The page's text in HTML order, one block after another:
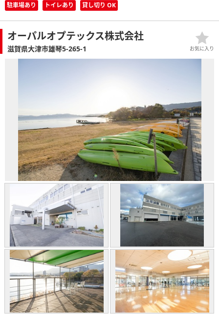
駐車場あり トイレあり 貸し切り OK
オーパルオプテックス株式会社
滋賀県大津市雄琴5-265-1 お気に入り